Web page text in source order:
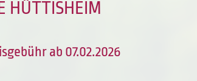
HÜTTISHEIM
ab 07.02.2026